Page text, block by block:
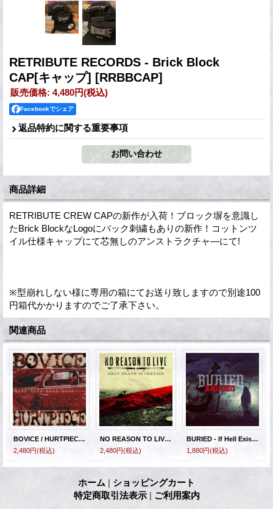
RETRIBUTE RECORDS - Brick Block
CAP[キャップ] [RRBBCAP]
販売価格: 4,480円(税込)
Facebookでシェア
返品特約に関する重要事項
商品詳細
RETRIBUTE CREW CAPの新作が入荷！ブロック塀を意識し
たBrick BlockなLogoにバック刺繍もありの新作！コットンツ
イル仕様キャップにて芯無しのアンストラクチャ―にて!
※型崩れしない様に専用の箱にてお送り致しますので別途100
円箱代かかりますのでご了承下さい。
関連商品
BOVICE / HURTPIECE - Flatline Split [CD]
2,480円(税込)
NO REASON TO LIVE - Only Death is Certain [CD]
2,480円(税込)
BURIED - If Hell Exists [CD]
1,880円(税込)
ホーム | ショッピングカート
特定商取引法表示 | ご利用案内